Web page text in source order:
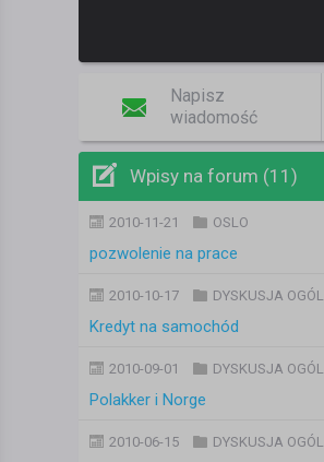
Napisz
wiadomość
Wpisy na forum (11)
2010-11-21 OSLO
pozwolenie na prace
2010-10-17 DYSKUSJA
Kredyt na samochód
2010-09-01 DYSKUSJA
Polakker i Norge
2010-06-15 DYSKUSJA